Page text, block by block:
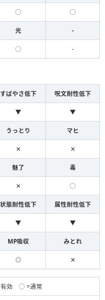
◯ ◯
光 -
◯ -
すばやさ低下 呪文耐性低下
▼ ▼
うっとり マヒ
✕ ✕
魅了 毒
✕ ◯
状態耐性低下 属性耐性低下
▼ ▼
MP吸収 みとれ
◎ ✕
効 ◯ =通常